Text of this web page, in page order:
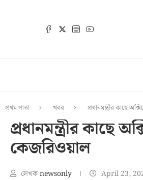
প্রথম পাতা খবর প্রধানমন্ত্রীর কাছে
প্রধানমন্ত্রীর কাছে
কেজরিওয়াল
লেখকnewsonly April 23,